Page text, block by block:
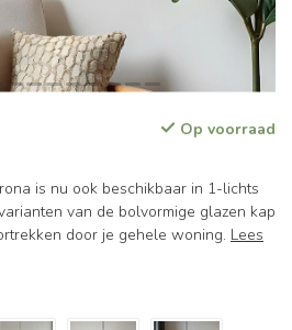
Op voorraad
is nu ook beschikbaar in 1-lichts
van de bolvormige glazen kap
door je gehele woning. Lees